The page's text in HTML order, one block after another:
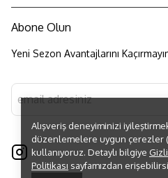
Alışveriş deneyiminizi
düzenlemelere uygun çerezler
kullanıyoruz. Detaylı bilgiye
Politikası sayfamızdan
Abone Olun
Yeni Sezon Avantajlarını